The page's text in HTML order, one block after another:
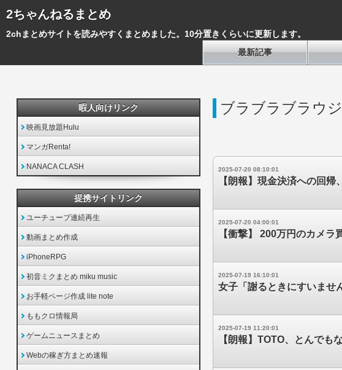
2ちゃんねるまとめ
2chまとめサイトを読みやすくまとめました。10分置きくらいに更新します。
最新記事
ブラブラブラウ
2025-07-20 08:10:01
【朗報】現金決済への回
2025-07-20 04:00:01
【衝撃】 200万円のカメラ
2025-07-19 16:10:01
女子「謝るときにすいませ
2025-07-19 11:20:01
【朗報】TOTO、とんでも
暇人向けリンク
映画見放題Hulu
マンガRenta!
NANACA CLASH
提携サイトリンク
ユーチューブ連続再生
動画まとめ作成
iPhoneRPG
初音ミクまとめ miku music
お手軽ページ作成 lite note
ももクロ情報局
ゲームニュースまとめ
Webの稼ぎ方まとめ速報